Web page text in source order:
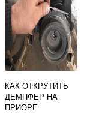
КАК ОТКРУТИТЬ
ДЕМПФЕР НА
ПРИОРЕ